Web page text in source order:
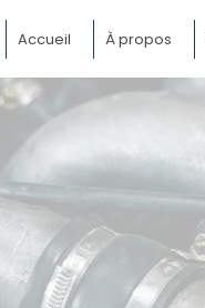
Accueil À propos